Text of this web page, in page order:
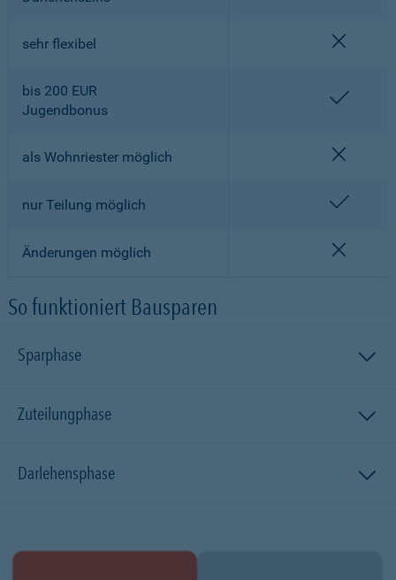
sehr flexibel
bis 200 EUR
Jugendbonus
als Wohnriester möglich
nur Teilung möglich
Änderungen möglich
So funktioniert Bausparen
Sparphase
Zuteilungphase
Darlehensphase